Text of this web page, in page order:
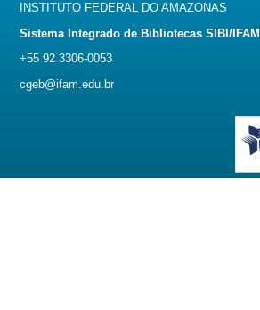
INSTITUTO FEDERAL DO AMAZONAS
Sistema Integrado de Bibliotecas SIBI/IFAM
+55 92 3306-0053
cgeb@ifam.edu.br